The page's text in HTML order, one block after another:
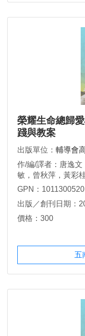
榮耀生命總歸
踐與教案
出版單位： 輔導會
作/編/譯者：唐逸
敏，曾秋萍，黃彩
春治，林美娟，薛
芸，鄭任彣，劉彥
雅欣，李郁葶，林
柏翔，蘇俞萍，許
李翊瑛，黃莉娟，
GPN：1011300520
出版／創刊日期：
價格：300
五